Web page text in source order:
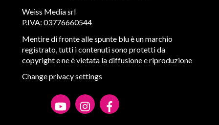
Weiss Media srl
P.IVA: 03776660544
Mentire di fronte alle spunte blu è un marchio
registrato, tutti i contenuti sono protetti da
copyright e ne è vietata la diffusione e riproduzione
Change privacy settings